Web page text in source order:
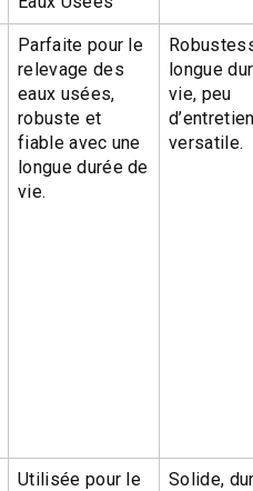
Parfaite pour le
relevage des
eaux usées,
robuste et
fiable avec une
longue durée de
vie.
longue
vie, peu
versatile.
Utilisée pour le
Solide,